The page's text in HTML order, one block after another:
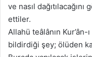
ve nasıl
ettiler.
Allahü teâlânın
bildirdiği şey; ölüden